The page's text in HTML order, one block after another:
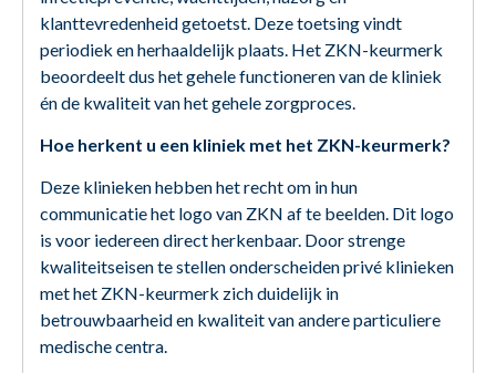
klanttevredenheid getoetst. Deze toetsing vindt
periodiek en herhaaldelijk plaats. Het ZKN-keurmerk
beoordeelt dus het gehele functioneren van de kliniek
én de kwaliteit van het gehele zorgproces.
Hoe herkent u een kliniek met het ZKN-keurmerk?
Deze klinieken hebben het recht om in hun
communicatie het logo van ZKN af te beelden. Dit logo
is voor iedereen direct herkenbaar. Door strenge
kwaliteitseisen te stellen onderscheiden privé klinieken
met het ZKN-keurmerk zich duidelijk in
betrouwbaarheid en kwaliteit van andere particuliere
medische centra.